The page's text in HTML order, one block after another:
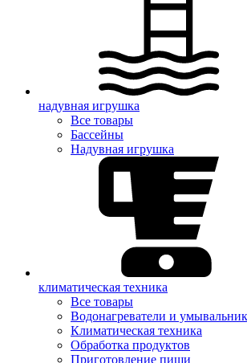
надувная игрушка
Все товары
Бассейны
Надувная игрушка
климатическая техника
Все товары
Водонагреватели и
Климатическая техника
Обработка продуктов
Приготовление пищи